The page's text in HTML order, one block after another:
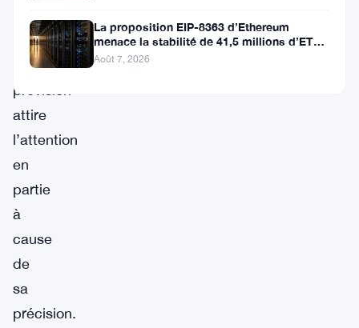
prévision
attire
l’attention
en
partie
à
cause
de
sa
précision.
La proposition EIP-8363 d’Ethereum
menace la stabilité de 41,5 millions d’ETH
stakés et de la DeFi
Août 7, 2026